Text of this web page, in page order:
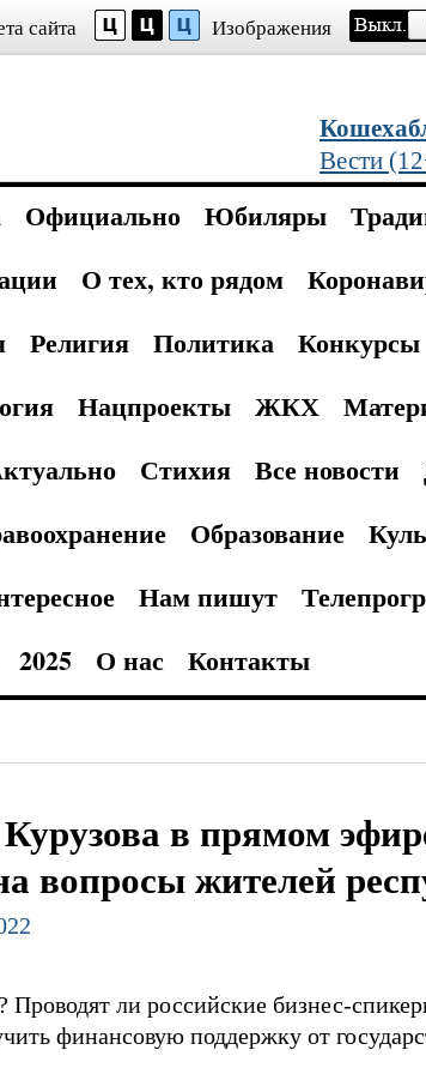
сайта Изображения
Вести
Официально Юбиляры
О тех, кто рядом
Религия Политика Конкурсы
Нацпроекты ЖКХ
Стихия Все новости
Образование
Нам пишут
2025 О нас Контакты
в прямом
вопросы жителей
Проводят ли российские бизнес-
финансовую поддержку от